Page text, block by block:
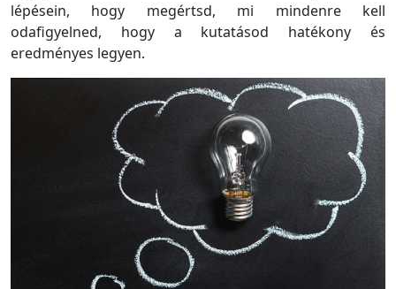
lépésein, hogy megértsd, mi mindenre kell
odafigyelned, hogy a kutatásod hatékony és
eredményes legyen.